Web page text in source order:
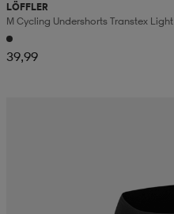
LÖFFLER
M Cycling Undershorts Transtex Light
39,99